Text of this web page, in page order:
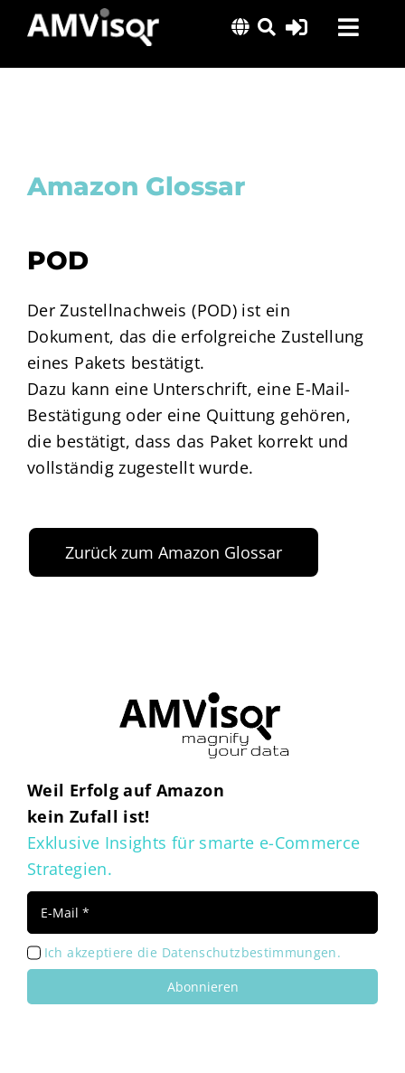
content
Lösungen
Über uns
Amazon Glossar
POD
Der Zustellnachweis (POD) ist ein
Dokument, das die erfolgreiche Zustellung
eines Pakets bestätigt.
Dazu kann eine Unterschrift, eine E-Mail-
Bestätigung oder eine Quittung gehören,
die bestätigt, dass das Paket korrekt und
vollständig zugestellt wurde.
Zurück zum Amazon Glossar
Weil Erfolg auf Amazon
kein Zufall ist!
Exklusive Insights für smarte e-Commerce
Strategien.
Ich akzeptiere die Datenschutzbestimmungen.
Abonnieren